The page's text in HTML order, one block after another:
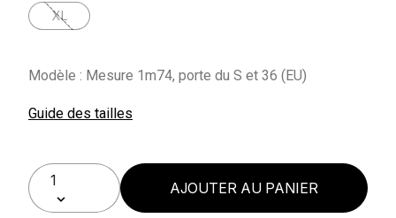
XL
Modèle : Mesure 1m74, porte du S et 36 (EU)
Guide des tailles
AJOUTER AU PANIER